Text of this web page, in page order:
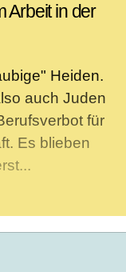
Arbeit in der
Heiden.
auch Juden
für
Es blieben